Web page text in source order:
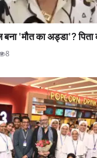
'मौत का अड्डा'? पिता
8